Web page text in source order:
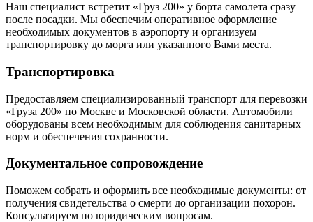
Наш специалист встретит «Груз 200» у борта самолета сразу
после посадки. Мы обеспечим оперативное оформление
необходимых документов в аэропорту и организуем
транспортировку до морга или указанного Вами места.
Транспортировка
Предоставляем специализированный транспорт для перевозки
«Груза 200» по Москве и Московской области. Автомобили
оборудованы всем необходимым для соблюдения санитарных
норм и обеспечения сохранности.
Документальное сопровождение
Поможем собрать и оформить все необходимые документы: от
получения свидетельства о смерти до организации похорон.
Консультируем по юридическим вопросам.